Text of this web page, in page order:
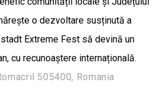
o dezvoltare susținută a
Extreme Fest să devină un
cu recunoaștere internațională.
505400, Romania